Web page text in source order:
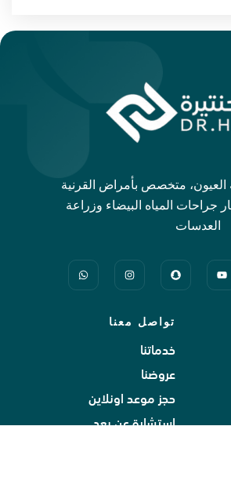
متخصص بأمراض القرنية
جراحات المياه البيضاء وزراعة
العدسات
تواصل معنا
خدماتنا
عروضنا
حجز موعد اونلاين
استشارة عن بعد